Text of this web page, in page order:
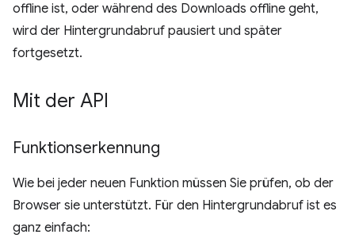
offline ist, oder während des Downloads offline geht,
wird der Hintergrundabruf pausiert und später
fortgesetzt.
Mit der API
Funktionserkennung
Wie bei jeder neuen Funktion müssen Sie prüfen, ob der
Browser sie unterstützt. Für den Hintergrundabruf ist es
ganz einfach: